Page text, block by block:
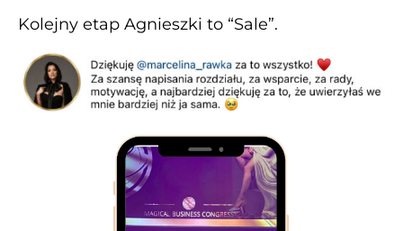
Kolejny etap Agnieszki to “Sale”.